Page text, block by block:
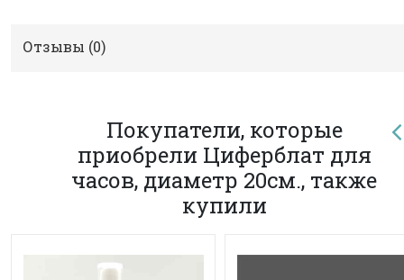
Отзывы (0)
Покупатели, которые
приобрели Циферблат для
часов, диаметр 20см., также
купили